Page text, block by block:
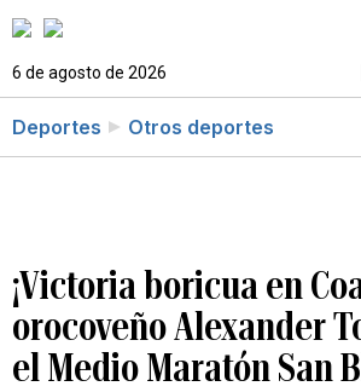
6 de agosto de 2026
Deportes Otros deportes
¡Victoria boricua en
orocoveño Alexander
el Medio Maratón San